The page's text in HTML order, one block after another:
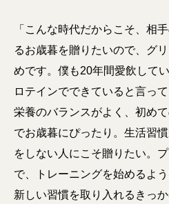
「こんな時代だからこそ、相
るお歳暮を贈りたいので、グ
めです。僕も20年間愛飲して
ロテインでできていると言っ
栄養のバランスがよく、初め
でお歳暮にぴったり。生活習
をしない人にこそ贈りたい。
で、トレーニングを始めるよ
新しい習慣を取り入れるきっ